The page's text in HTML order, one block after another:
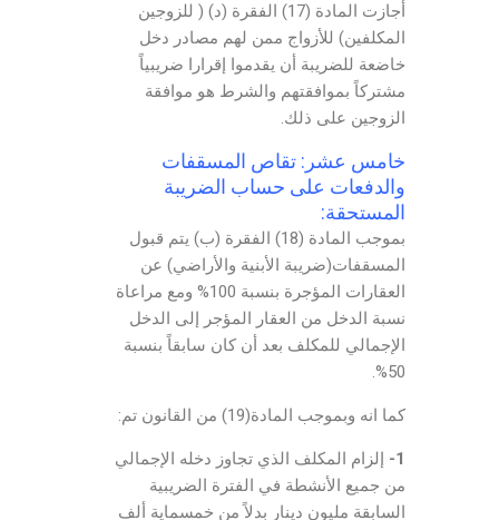
أجازت المادة (17) الفقرة (د) ( للزوجين
المكلفين) للأزواج ممن لهم مصادر دخل
خاضعة للضريبة أن يقدموا إقرارا ضريبياً
مشتركاً بموافقتهم والشرط هو موافقة
الزوجين على ذلك.
خامس عشر: تقاص المسقفات
والدفعات على حساب الضريبة
المستحقة:
بموجب المادة (18) الفقرة (ب) يتم قبول
المسقفات(ضريبة الأبنية والأراضي) عن
العقارات المؤجرة بنسبة 100% ومع مراعاة
نسبة الدخل من العقار المؤجر إلى الدخل
الإجمالي للمكلف بعد أن كان سابقاً بنسبة
50%.
كما انه وبموجب المادة(19) من القانون تم:
1-
إلزام المكلف الذي تجاوز دخله الإجمالي
من جميع الأنشطة في الفترة الضريبية
السابقة مليون دينار بدلاً من خمسماية ألف